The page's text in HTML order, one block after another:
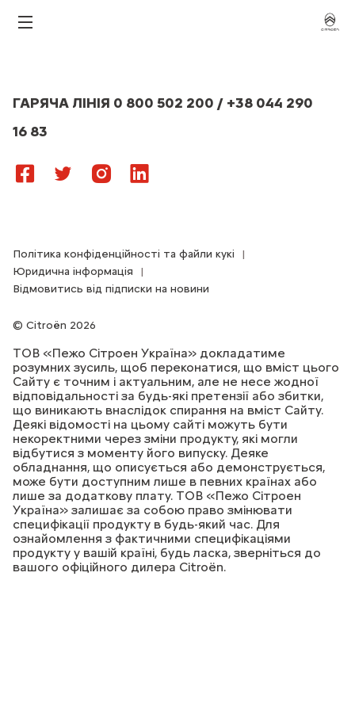
ГАРЯЧА ЛІНІЯ 0 800 502 200 / +38 044 290
16 83
Citroën 2026
Політика конфіденційності та файли кукі
Юридична інформація
Відмовитись від підписки на новини
ТОВ «Пежо Сітроен Україна» докладатиме
розумних зусиль, щоб переконатися, що вміст цього
Сайту є точним і актуальним, але не несе жодної
відповідальності за будь-які претензії або збитки,
що виникають внаслідок спирання на вміст Сайту.
Деякі відомості на цьому сайті можуть бути
некоректними через зміни продукту, які могли
відбутися з моменту його випуску. Деяке
обладнання, що описується або демонструється,
може бути доступним лише в певних країнах або
лише за додаткову плату. ТОВ «Пежо Сітроен
Україна» залишає за собою право змінювати
специфікації продукту в будь-який час. Для
ознайомлення з фактичними специфікаціями
продукту у вашій країні, будь ласка, зверніться до
вашого офіційного дилера Citroёn.